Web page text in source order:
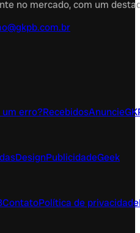
no mercado, com um
erro?RecebidosAnuncie
DesignPublicidadeGeek
ContatoPolítica de privacidade